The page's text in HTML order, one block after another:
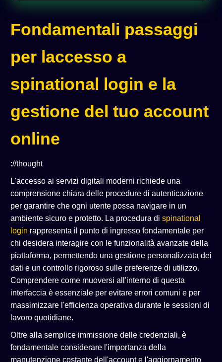
Fondamentali passaggi
per laccesso a
spinational login e la
gestione del tuo account
online
://thought
L'accesso ai servizi digitali moderni richiede una
comprensione chiara delle procedure di autenticazione
per garantire che ogni utente possa navigare in un
ambiente sicuro e protetto. La procedura di spinational
login rappresenta il punto di ingresso fondamentale per
chi desidera interagire con le funzionalità avanzate della
piattaforma, permettendo una gestione personalizzata dei
dati e un controllo rigoroso sulle preferenze di utilizzo.
Comprendere come muoversi all'interno di questa
interfaccia è essenziale per evitare errori comuni e per
massimizzare l'efficienza operativa durante le sessioni di
lavoro quotidiane.
Oltre alla semplice immissione delle credenziali, è
fondamentale considerare l'importanza della
manutenzione costante dell'account e l'aggiornamento